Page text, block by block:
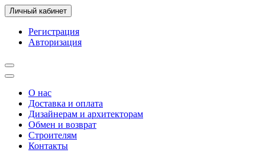
Личный кабинет
Регистрация
Авторизация
О нас
Доставка и оплата
Дизайнерам и архитекторам
Обмен и возврат
Строителям
Контакты